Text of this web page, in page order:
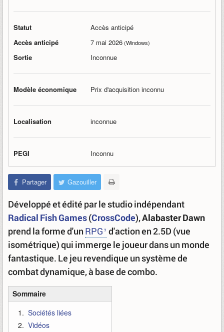
Statut
Accès anticipé
Accès anticipé
7 mai 2026(Windows)
Sortie Inconnue
Modèle économique Prix d'acquisition inconnu
Localisation inconnue
PEGI Inconnu
Partager Gazouiller
Développé et édité par le studio indépendant
Radical Fish Games(CrossCode),Alabaster Dawn
prend la forme d'un RPG d'action en 2.5D (vue
isométrique) qui immerge le joueur dans un monde
fantastique. Le jeu revendique un système de
combat dynamique, à base de combo.
Sommaire
Sociétés liées
Vidéos